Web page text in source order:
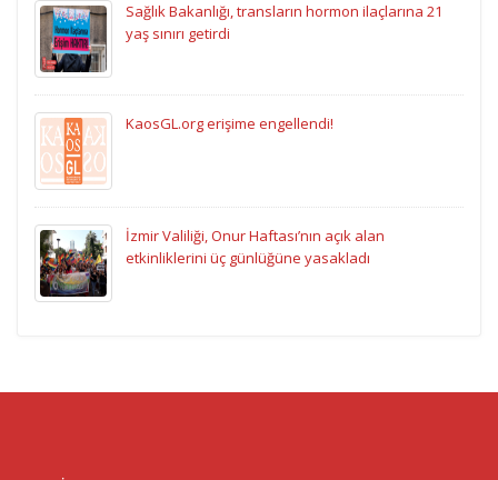
Sağlık Bakanlığı, transların hormon ilaçlarına 21
yaş sınırı getirdi
KaosGL.org erişime engellendi!
İzmir Valiliği, Onur Haftası’nın açık alan
etkinliklerini üç günlüğüne yasakladı